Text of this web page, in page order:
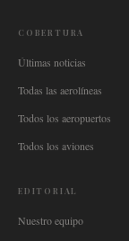
COBERTURA
Últimas noticias
Todas las aerolíneas
Todos los aeropuertos
Todos los aviones
EDITORIAL
Nuestro equipo